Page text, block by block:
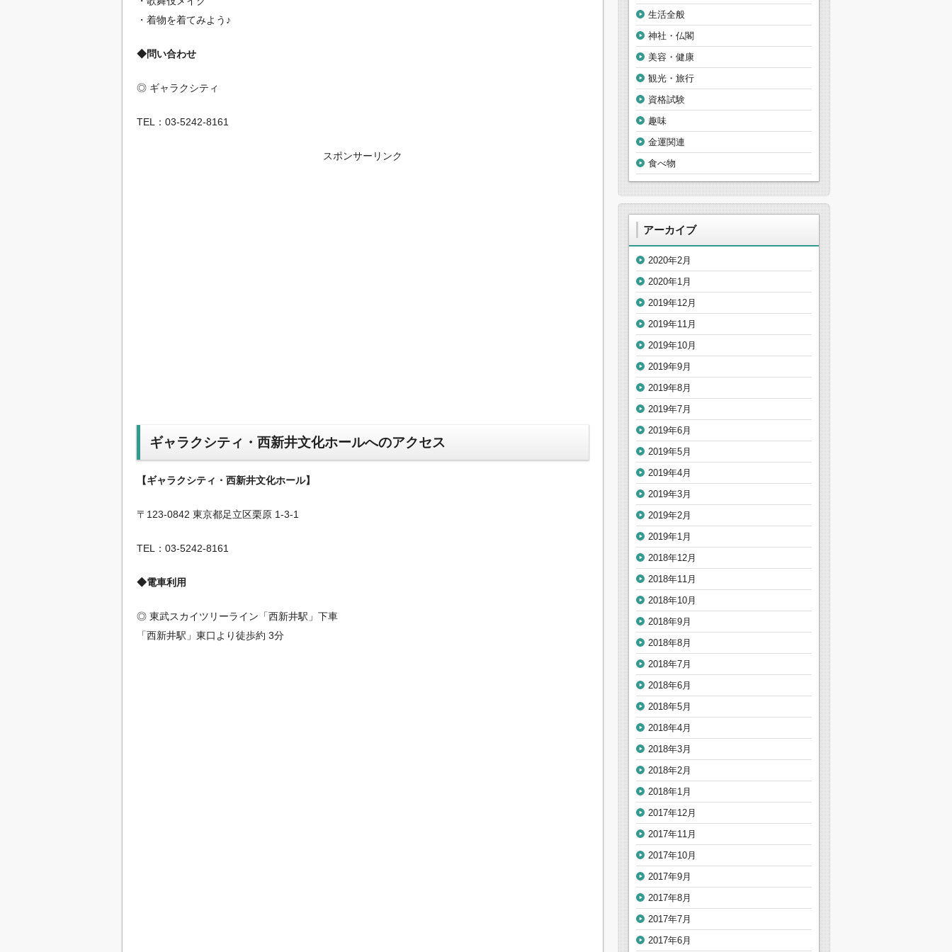
・着物を着てみよう♪
◆問い合わせ
◎ ギャラクシティ
TEL：03-5242-8161
スポンサーリンク
ギャラクシティ・西新井文化ホールへのアクセス
【ギャラクシティ・西新井文化ホール】
〒123-0842 東京都足立区栗原 1-3-1
TEL：03-5242-8161
◆電車利用
◎ 東武スカイツリーライン「西新井駅」下車
「西新井駅」東口より徒歩約 3分
生活全般
神社・仏閣
美容・健康
観光・旅行
資格試験
趣味
金運関連
食べ物
アーカイブ
2020年2月
2020年1月
2019年12月
2019年11月
2019年10月
2019年9月
2019年8月
2019年7月
2019年6月
2019年5月
2019年4月
2019年3月
2019年2月
2019年1月
2018年12月
2018年11月
2018年10月
2018年9月
2018年8月
2018年7月
2018年6月
2018年5月
2018年4月
2018年3月
2018年2月
2018年1月
2017年12月
2017年11月
2017年10月
2017年9月
2017年8月
2017年7月
2017年6月